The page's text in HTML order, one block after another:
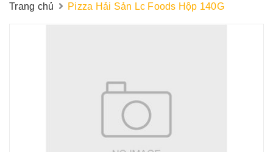
Trang chủ Pizza Hải Sản Lc Foods Hộp 140G